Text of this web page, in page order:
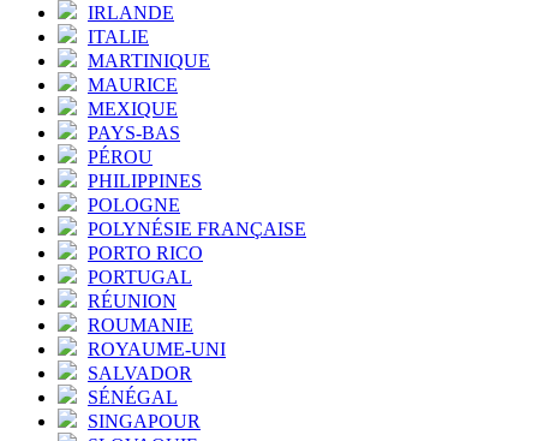
IRLANDE
ITALIE
MARTINIQUE
MAURICE
MEXIQUE
PAYS-BAS
PÉROU
PHILIPPINES
POLOGNE
POLYNÉSIE FRANÇAISE
PORTO RICO
PORTUGAL
RÉUNION
ROUMANIE
ROYAUME-UNI
SALVADOR
SÉNÉGAL
SINGAPOUR